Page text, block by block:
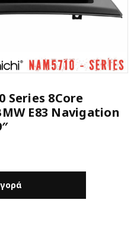
Series 8Core
E83 Navigation